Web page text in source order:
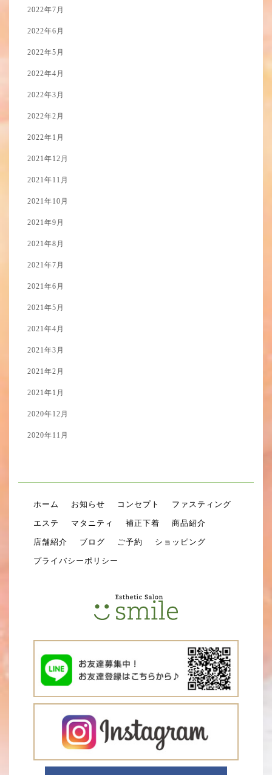
2022年7月
2022年6月
2022年5月
2022年4月
2022年3月
2022年2月
2022年1月
2021年12月
2021年11月
2021年10月
2021年9月
2021年8月
2021年7月
2021年6月
2021年5月
2021年4月
2021年3月
2021年2月
2021年1月
2020年12月
2020年11月
ホーム お知らせ コンセプト ファスティング
エステ マタニティ 補正下着 商品紹介
店舗紹介 ブログ ご予約 ショッピング
プライバシーポリシー